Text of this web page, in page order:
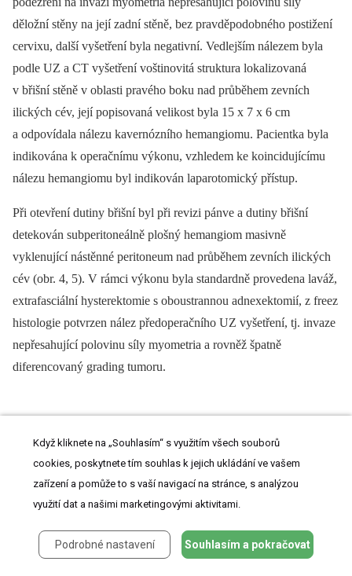
děložní stěny na její zadní stěně, bez pravděpodobného postižení
cervixu, další vyšetření byla negativní. Vedlejším nálezem byla
podle UZ a CT vyšetření voštinovitá struktura lokalizovaná
v břišní stěně v oblasti pravého boku nad průběhem zevních
ilických cév, její popisovaná velikost byla 15 x 7 x 6 cm
a odpovídala nálezu kavernózního hemangiomu. Pacientka byla
indikována k operačnímu výkonu, vzhledem ke koincidujícímu
nálezu hemangiomu byl indikován laparotomický přístup.
Při otevření dutiny břišní byl při revizi pánve a dutiny břišní
detekován subperitoneálně plošný hemangiom masivně
vyklenující nástěnné peritoneum nad průběhem zevních ilických
cév (obr. 4, 5). V rámci výkonu byla standardně provedena laváž,
extrafasciální hysterektomie s oboustrannou adnexektomií, z freez
histologie potvrzen nález předoperačního UZ vyšetření, tj. invaze
nepřesahující polovinu síly myometria a rovněž špatně
diferencovaný grading tumoru.
hemangiomem
Když kliknete na „Souhlasím“ s využitím všech souborů
cookies, poskytnete tím souhlas k jejich ukládání ve vašem
zařízení a pomůže to s vaší navigací na stránce, s analýzou
využití dat a našimi marketingovými aktivitami.
Podrobné nastavení Souhlasím a pokračovat